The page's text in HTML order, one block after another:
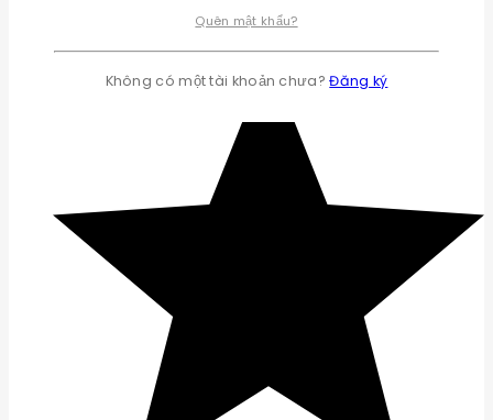
Quên mật khẩu?
Không có một tài khoản chưa?Đăng ký